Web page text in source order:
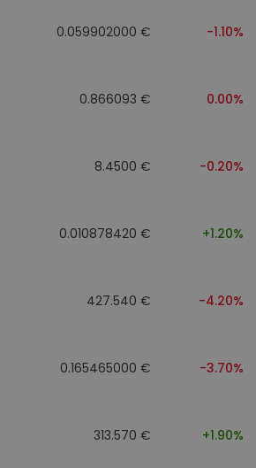
0.059902000 € -1.10%
0.866093 € 0.00%
8.4500 € -0.20%
0.010878420 € +1.20%
427.540 € -4.20%
0.165465000 € -3.70%
313.570 € +1.90%